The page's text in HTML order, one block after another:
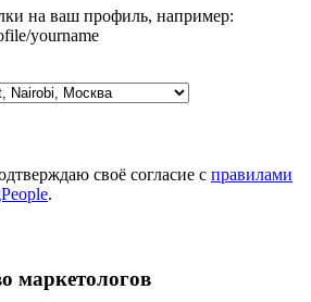
на ваш профиль, например:
yourname
своё согласие с правилами
.
маркетологов